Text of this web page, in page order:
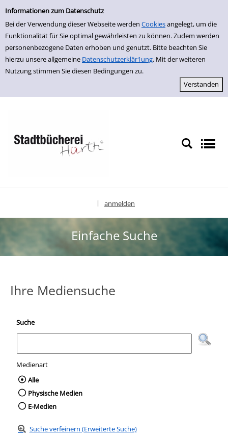
Einfache Suche
Informationen zum Datenschutz
Bei der Verwendung dieser Webseite werden Cookiesangelegt, um die
Funktionalität für Sie optimal gewährleisten zu können. Zudem werden
personenbezogene Daten erhoben und genutzt. Bitte beachten Sie
hierzu unsere allgemeine Datenschutzerklär1ung. Mit der weiteren
Nutzung stimmen Sie diesen Bedingungen zu.
zur Navigation springen
zum Inhalt springen
Zur Detailanzeige springen
anmelden
Einfache Suche
Ihre Mediensuche
Suche
Medienart
Wählen Sie die Medienart nach der Sie
Alle
Physische Medien
E-Medien
Suche verfeinern (Erweiterte Suche)